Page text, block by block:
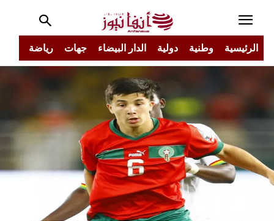
الرئيسية وطنية دولية الدار البيضاء جهات رياضة